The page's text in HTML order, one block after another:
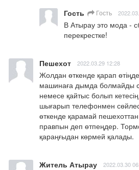
Гость Гость
В Атырау это мода -
перекрестке!
Пешехот 2022.03.29 12:28
Жолдан өткенде қарап
машинаға дымда болмайды
немесе қайтыс болып
шығарып телефонмен
өткенде қарамай
правпын деп өтпеңдер.
қараңғыдан көрмей қалады.
Житель Атырау 2022.03.30